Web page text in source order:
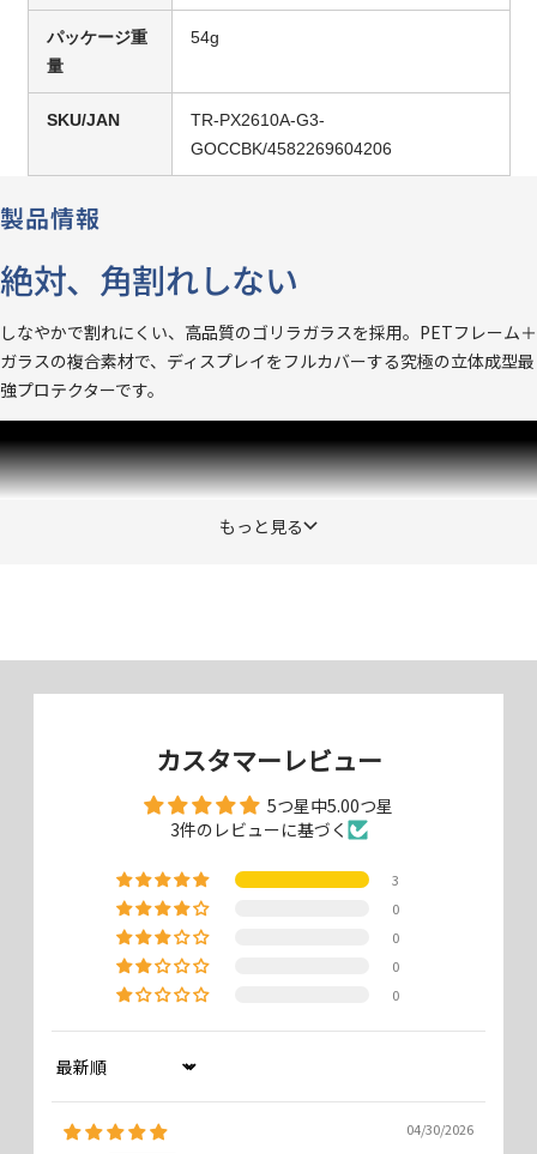
パッケージ重
量
54g
SKU/JAN
TR-PX2610A-G3-
GOCCBK/4582269604206
製品情報
絶対、角割れしない
しなやかで割れにくい、高品質のゴリラガラスを採用。PETフレーム＋
ガラスの複合素材で、ディスプレイをフルカバーする究極の立体成型最
強プロテクターです。
もっと見る
カスタマーレビュー
5つ星中5.00つ星
3件のレビューに基づく
3
0
0
0
0
Sort by
04/30/2026